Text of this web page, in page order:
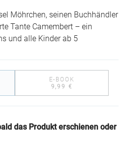
Möhrchen, seinen Buchhändler
Tante Camembert – ein
und alle Kinder ab 5
E-BOOK
9,99 €
das Produkt erschienen oder